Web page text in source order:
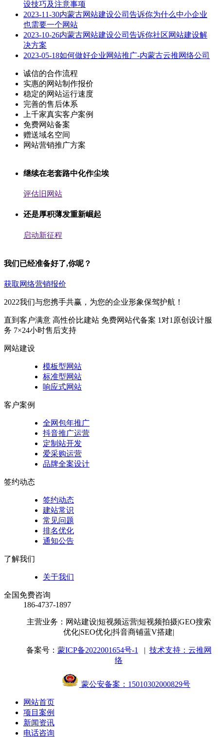
设技巧及注意事项
2023-11-30内蒙古网站建设公司告诉你为什么中小企业
也需要一个网站
2023-10-26内蒙古网站建设公司告诉你社区网站建设解
决方案
2023-05-18如何做好企业网站推广-内蒙古云推网络公司
诚信的合作流程
实惠的网站制作报价
稳定的网站运行速度
完善的售后体系
上千家真实客户案例
免费网站备案
赠送域名空间
网站营销推广方案
继续在老套路中化作尘埃
评估旧网站
还是厚积薄发重新崛起
启动新征程
我们已经准备好了,你呢？
获取网络营销报价
2022我们与您携手共赢，为您的企业形象保驾护航！
直到客户满意 高性价比建站 免费网站代备案 1对1原创设计服
务 7×24小时售后支持
网站建设
模板型网站
标准型网站
响应式网站
客户案例
全网包年推广
抖音推广运营
定制站开发
爱采购运营
品牌全案设计
签约动态
签约动态
建站常识
常见问题
排名优化
通知公告
了解我们
关于我们
全国免费咨询
186-4737-1897
主营业务：网站建设|短视频运营|短视频拍摄|GEO搜索
优化|SEO优化|抖音商铺蓝V搭建|
备案号： 蒙ICP备2022001654号-1 | 技术支持：云推网
络
蒙公安备案：15010302000829号
网站首页
项目案例
新闻资讯
电话咨询